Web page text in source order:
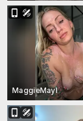
MaggieMayI